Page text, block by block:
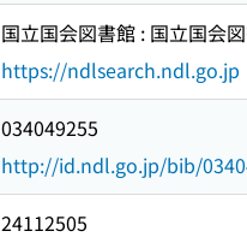
国立国会図書館 : 国立国会
https://ndlsearch.ndl.go.jp
034049255
http://id.ndl.go.jp/bib/
24112505